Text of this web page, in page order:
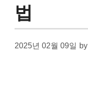
법
2025년 02월 09일 by